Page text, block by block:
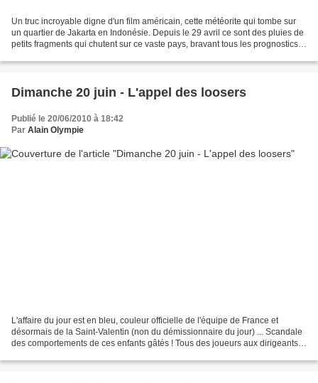
Un truc incroyable digne d'un film américain, cette météorite qui tombe sur
un quartier de Jakarta en Indonésie. Depuis le 29 avril ce sont des pluies de
petits fragments qui chutent sur ce vaste pays, bravant tous les prognostics
Dimanche 20 juin - L'appel des loosers
Publié le 20/06/2010 à 18:42
Par Alain Olympie
L'affaire du jour est en bleu, couleur officielle de l'équipe de France et
désormais de la Saint-Valentin (non du démissionnaire du jour) ... Scandale
des comportements de ces enfants gâtés ! Tous des joueurs aux dirigeants